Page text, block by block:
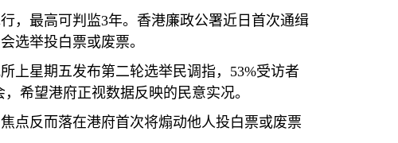
，最高可判监3年。香港廉政公署近日首次通缉
选举投白票或废票。
上星期五发布第二轮选举民调指， 53%受访者
希望港府正视数据反映的民意实况。
点反而落在港府首次将煽动他人投白票或废票